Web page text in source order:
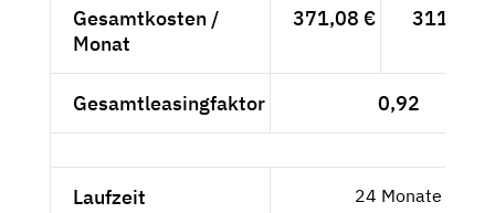
Gesamtkosten /
Monat
371,08 € 311,83 €
Gesamtleasingfaktor 0,92
Laufzeit 24 Monate